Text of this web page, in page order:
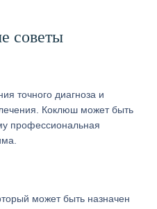
советы
точного диагноза и
Коклюш может быть
профессиональная
может быть назначен